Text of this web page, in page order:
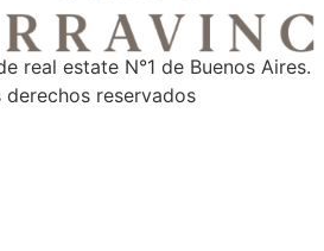
real estate N°1 de Buenos Aires.
derechos reservados